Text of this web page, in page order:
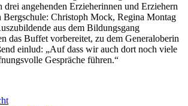
drei angehenden Erzieherinnen und Erziehern
Bergschule: Christoph Mock, Regina Montag
aus dem Bildungsgang
das Buffet vorbereitet, zu dem Generaloberin
einlud: „Auf dass wir auch dort noch viele
Gespräche führen.“